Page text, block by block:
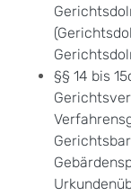
§§ 14 bis